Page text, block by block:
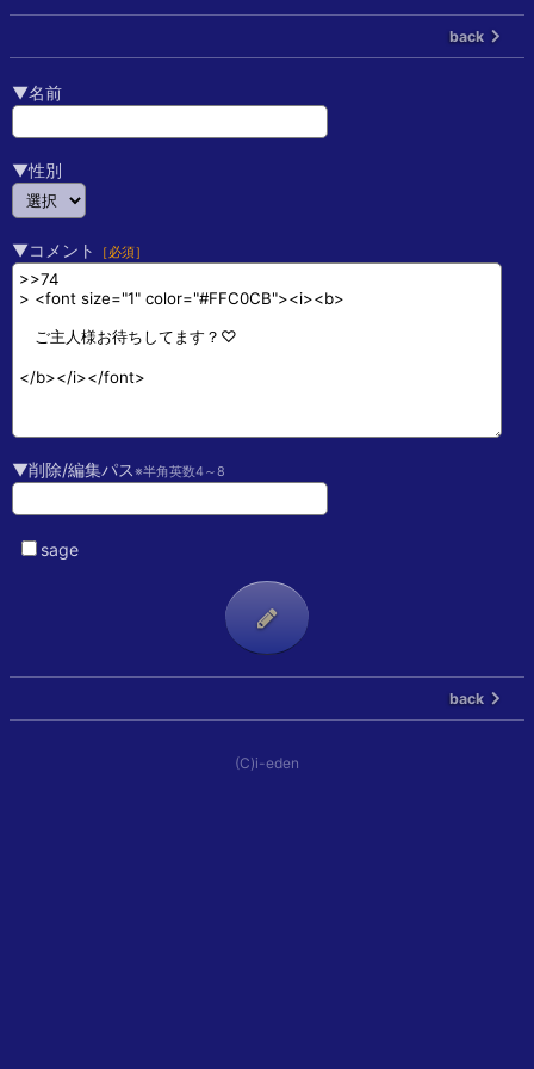
back
▼名前
▼性別
▼コメント ［必須］
▼削除/編集パス※半角英数4～8
sage
back
(C)i-eden